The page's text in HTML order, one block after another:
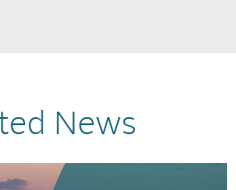
News